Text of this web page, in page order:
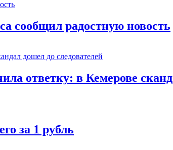
сообщил радостную новость
ответку: в Кемерове
за 1 рубль